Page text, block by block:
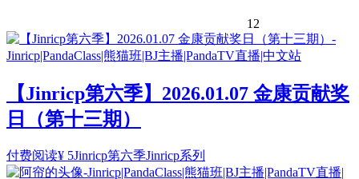
12
【Jinricp第六季】2026.01.07 金康贡献奖
日（第十三期）
付费阅读¥ 5Jinricp第六季Jinricp系列